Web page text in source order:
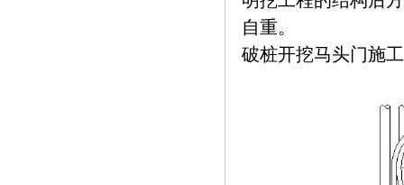
自重。
破桩开挖马头门施